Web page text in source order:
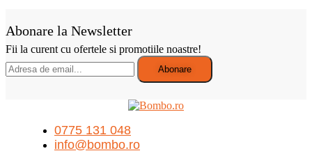
Abonare la Newsletter
Fii la curent cu ofertele si promotiile noastre!
0775 131 048
info@bombo.ro